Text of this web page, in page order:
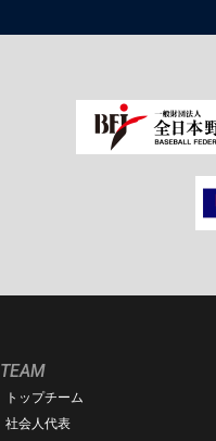
TEAM
トップチーム
社会人代表